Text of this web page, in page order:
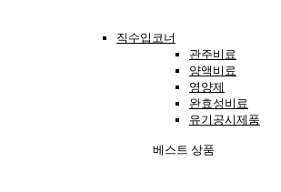
직수입코너
관주비료
양액비료
영양제
완효성비료
유기공시제품
베스트 상품